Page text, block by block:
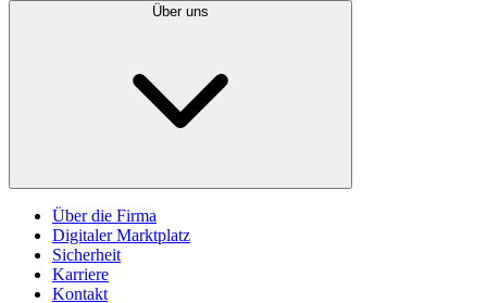
Über uns
Über die Firma
Digitaler Marktplatz
Sicherheit
Karriere
Kontakt